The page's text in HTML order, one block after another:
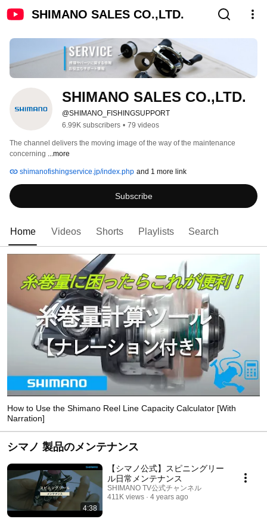
SHIMANO SALES CO.,LTD.
SHIMANO SALES CO.,LTD.
@SHIMANO_FISHINGSUPPORT
6.99K subscribers • 79 videos
The channel delivers the moving image of the way of the maintenance
concerning ...more
shimanofishingservice.jp/index.php and 1 more link
Subscribe
Home Videos Shorts Playlists Search
How to Use the Shimano Reel Line Capacity Calculator [With
Narration]
シマノ 製品のメンテナンス
4:38
【シマノ公式】スピニングリー
ル日常メンテナンス
SHIMANO TV公式チャンネル
411K views
4 years ago